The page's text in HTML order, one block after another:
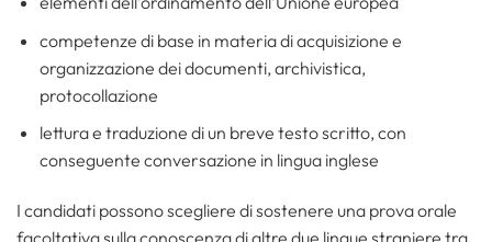
competenze di base in materia di acquisizione e
organizzazione dei documenti, archivistica,
protocollazione
lettura e traduzione di un breve testo scritto, con
conseguente conversazione in lingua inglese
I candidati possono scegliere di sostenere una prova orale